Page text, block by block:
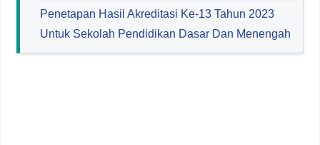
Penetapan Hasil Akreditasi Ke-13 Tahun 2023
Untuk Sekolah Pendidikan Dasar Dan Menengah